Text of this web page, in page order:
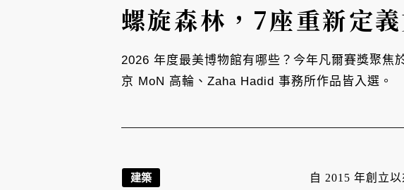
螺旋森林，7座重新定
2026 年度最美博物館有哪些？今年凡爾賽獎聚焦
京 MoN 高輪、Zaha Hadid 事務所作品皆入選。
自 2015 年創立
建築